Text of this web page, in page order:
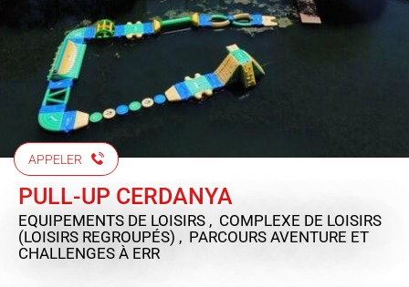
APPELER
PULL-UP CERDANYA
EQUIPEMENTS DE LOISIRS , COMPLEXE DE LOISIRS
(LOISIRS REGROUPÉS) , PARCOURS AVENTURE ET
CHALLENGES À ERR